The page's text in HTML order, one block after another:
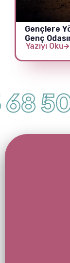
Gençlere
Genç
Yazıyı Oku
50